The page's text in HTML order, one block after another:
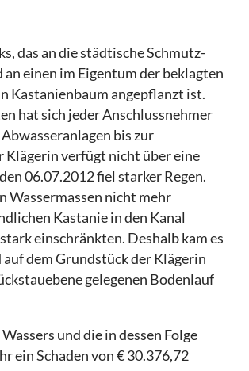
das an die städtische Schmutz-
einen im Eigentum der beklagten
Kastanienbaum angepflanzt ist.
hat sich jeder Anschlussnehmer
bis zur
Klägerin verfügt nicht über eine
06.07.2012 fiel starker Regen.
Wassermassen nicht mehr
Kastanie in den Kanal
einschränkten. Deshalb kam es
dem Grundstück der Klägerin
gelegenen Bodenlauf
und die in dessen Folge
ein Schaden von € 30.376,72